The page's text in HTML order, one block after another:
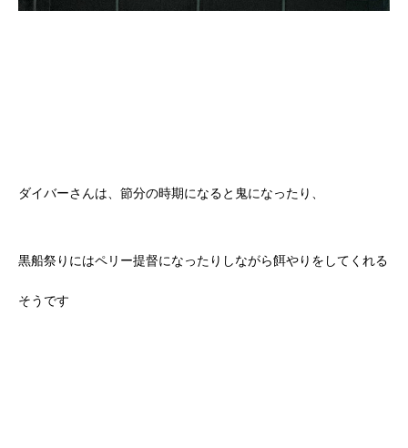
ダイバーさんは、節分の時期になると鬼になったり、
黒船祭りにはペリー提督になったりしながら餌やりをしてくれる
そうです